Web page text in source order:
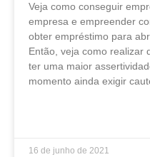
Veja como conseguir
empresa e empreender
obter empréstimo para
Então, veja como realizar
ter uma maior
momento ainda exigir
16 de junho de 2021